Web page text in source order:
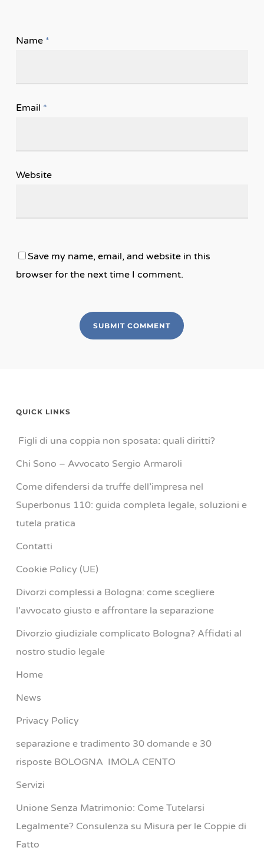
Name *
Email *
Website
Save my name, email, and website in this
browser for the next time I comment.
QUICK LINKS
Figli di una coppia non sposata: quali diritti?
Chi Sono – Avvocato Sergio Armaroli
Come difendersi da truffe dell’impresa nel
Superbonus 110: guida completa legale, soluzioni e
tutela pratica
Contatti
Cookie Policy (UE)
Divorzi complessi a Bologna: come scegliere
l’avvocato giusto e affrontare la separazione
Divorzio giudiziale complicato Bologna? Affidati al
nostro studio legale
Home
News
Privacy Policy
separazione e tradimento 30 domande e 30
risposte BOLOGNA IMOLA CENTO
Servizi
Unione Senza Matrimonio: Come Tutelarsi
Legalmente? Consulenza su Misura per le Coppie di
Fatto